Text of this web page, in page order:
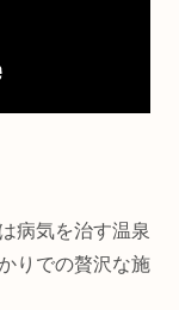
病気を治す温泉
りでの贅沢な施